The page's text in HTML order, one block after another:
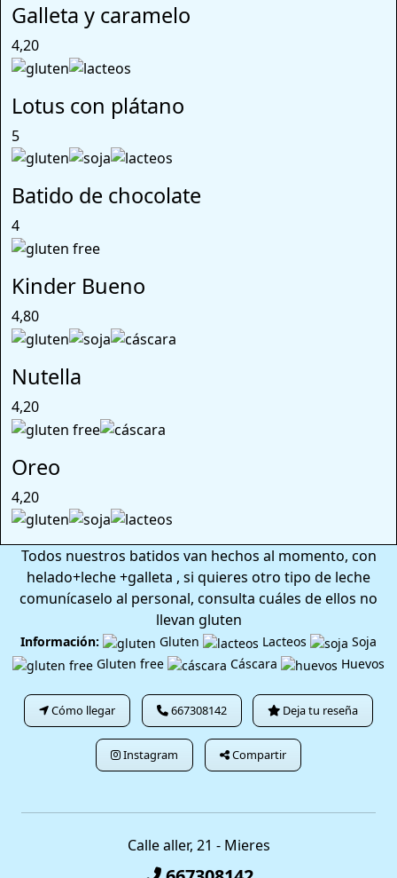
Galleta y caramelo
4,20
Lotus con plátano
5
Batido de chocolate
4
Kinder Bueno
4,80
Nutella
4,20
Oreo
4,20
Todos nuestros batidos van hechos al momento, con
helado+leche +galleta , si quieres otro tipo de leche
comunícaselo al personal, consulta cuáles de ellos no
llevan gluten
Información: Gluten Lacteos
Soja
Gluten free
Cáscara Huevos
Cómo llegar 667308142 Deja tu reseña
Instagram Compartir
Calle aller, 21 - Mieres